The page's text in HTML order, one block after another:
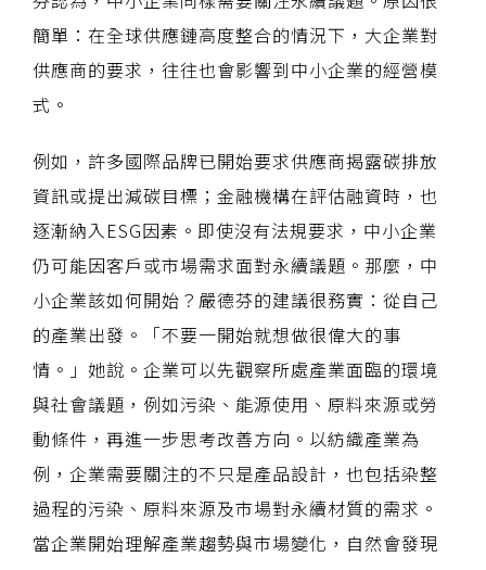
簡單：在全球供應鏈高度整合的情況下，大企業對
供應商的要求，往往也會影響到中小企業的經營模
式。
例如，許多國際品牌已開始要求供應商揭露碳排放
資訊或提出減碳目標；金融機構在評估融資時，也
逐漸納入ESG因素。即使沒有法規要求，中小企業
仍可能因客戶或市場需求面對永續議題。那麼，中
小企業該如何開始？嚴德芬的建議很務實：從自己
的產業出發。「不要一開始就想做很偉大的事
情。」她說。企業可以先觀察所處產業面臨的環境
與社會議題，例如污染、能源使用、原料來源或勞
動條件，再進一步思考改善方向。以紡織產業為
例，企業需要關注的不只是產品設計，也包括染整
過程的污染、原料來源及市場對永續材質的需求。
當企業開始理解產業趨勢與市場變化，自然會發現